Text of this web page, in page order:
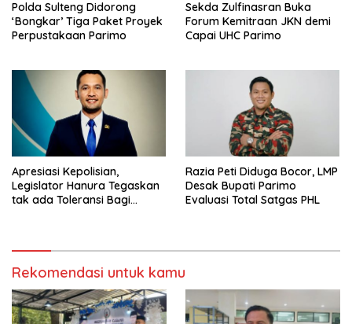
Polda Sulteng Didorong
‘Bongkar’ Tiga Paket Proyek
Perpustakaan Parimo
Sekda Zulfinasran Buka
Forum Kemitraan JKN demi
Capai UHC Parimo
Apresiasi Kepolisian,
Legislator Hanura Tegaskan
tak ada Toleransi Bagi
Razia Peti Diduga Bocor, LMP
Desak Bupati Parimo
Evaluasi Total Satgas PHL
Rekomendasi untuk kamu